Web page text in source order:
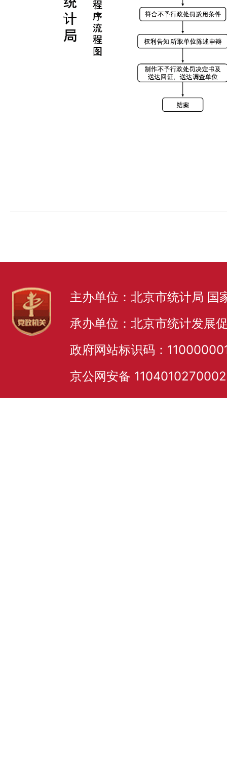
主办单位：北京市统计局 国
承办单位：北京市统计发展
政府网站标识码：
京公网安备